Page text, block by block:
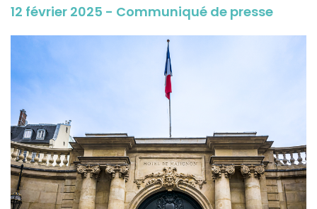
12 février 2025 - Communiqué de presse